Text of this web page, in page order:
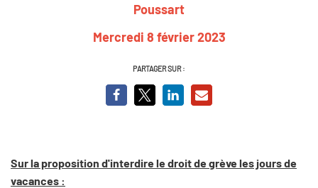
Poussart
Mercredi 8 février 2023
PARTAGER SUR :
Sur la proposition d'interdire le droit de grève les jours de
vacances :